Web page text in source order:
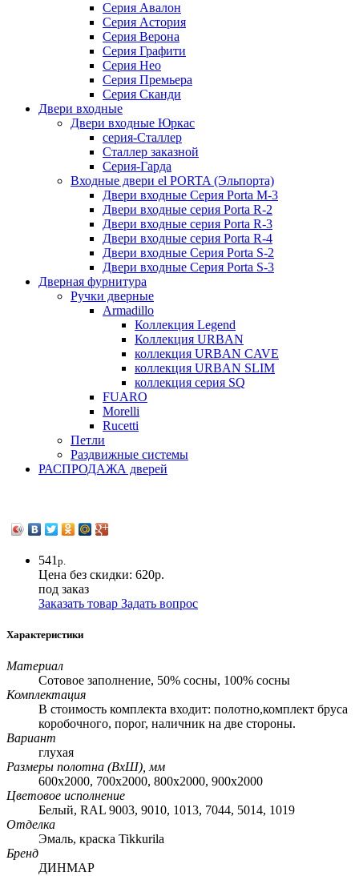
Серия Авалон
Серия Астория
Серия Верона
Серия Графити
Серия Нео
Серия Премьера
Серия Сканди
Двери входные
Двери входные Юркас
серия-Сталлер
Сталлер заказной
Серия-Гарда
Входные двери el PORTA (Эльпорта)
Двери входные Серия Porta M-3
Двери входные серия Porta R-2
Двери входные серия Porta R-3
Двери входные серия Porta R-4
Двери входные Серия Porta S-2
Двери входные Серия Porta S-3
Дверная фурнитура
Ручки дверные
Armadillo
Коллекция Legend
Коллекция URBAN
коллекция URBAN CAVE
коллекция URBAN SLIM
коллекция серия SQ
FUARO
Morelli
Rucetti
Петли
Раздвижные системы
РАСПРОДАЖА дверей
541 р.
Цена без скидки: 620р.
под заказ
Заказать товар Задать вопрос
Характеристики
Материал
Сотовое заполнение, 50% сосны, 100% сосны
Комплектация
В стоимость комплекта входит: полотно,комплект бруса
коробочного, порог, наличник на две стороны.
Вариант
глухая
Размеры полотна (ВхШ), мм
600х2000, 700х2000, 800х2000, 900х2000
Цветовое исполнение
Белый, RAL 9003, 9010, 1013, 7044, 5014, 1019
Отделка
Эмаль, краска Tikkurila
Бренд
ДИНМАР